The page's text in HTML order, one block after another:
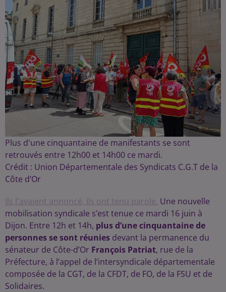
Plus d'une cinquantaine de manifestants se sont
retrouvés entre 12h00 et 14h00 ce mardi.
Crédit : Union Départementale des Syndicats C.G.T de la
Côte d’Or
Ils l'avaient annoncé, ils ont tenu parole. Une nouvelle
mobilisation syndicale s’est tenue ce mardi 16 juin à
Dijon. Entre 12h et 14h, plus d’une cinquantaine de
personnes se sont réunies devant la permanence du
sénateur de Côte-d’Or François Patriat, rue de la
Préfecture, à l’appel de l’intersyndicale départementale
composée de la CGT, de la CFDT, de FO, de la FSU et de
Solidaires.